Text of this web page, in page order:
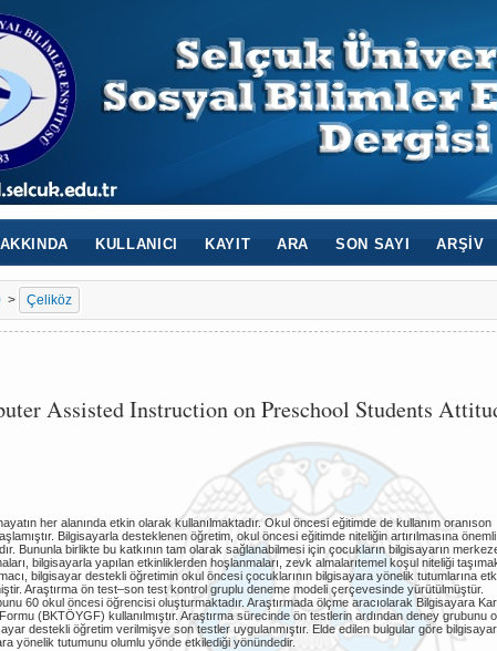
KULLANICI KAYIT ARA SON SAYI ARŞIV
> Çeliköz
Assisted Instruction on Preschool Students
her alanında etkin olarak kullanılmaktadır. Okul öncesi eğitimde de kullanım oranıson
Bilgisayarla desteklenen öğretim, okul öncesi eğitimde niteliğin artırılmasına
Bununla birlikte bu katkının tam olarak sağlanabilmesi için çocukların bilgisayarın merkeze
bilgisayarla yapılan etkinliklerden hoşlanmaları, zevk almalarıtemel koşul niteliği
bilgisayar destekli öğretimin okul öncesi çocuklarının bilgisayara yönelik tutumlarına
Araştırma ön test–son test kontrol gruplu deneme modeli çerçevesinde yürütülmüştür.
60 okul öncesi öğrencisi oluşturmaktadır. Araştırmada ölçme aracıolarak Bilgisayara
(BKTÖYGF) kullanılmıştır. Araştırma sürecinde ön testlerin ardından deney grubunu
destekli öğretim verilmişve son testler uygulanmıştır. Elde edilen bulgular göre
yönelik tutumunu olumlu yönde etkilediği yönündedir.